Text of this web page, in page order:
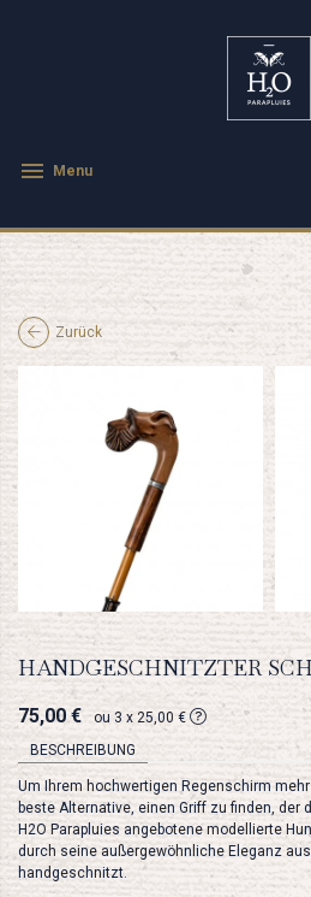
 Menu
Zurück
HANDGESCHNITZTER
75,00 €
ou 3 x 25,00 €
BESCHREIBUNG
Um Ihrem hochwertigen Regenschirm
beste Alternative, einen Griff zu finden, der
H2O Parapluies angebotene modellierte
durch seine außergewöhnliche Eleganz
handgeschnitzt.